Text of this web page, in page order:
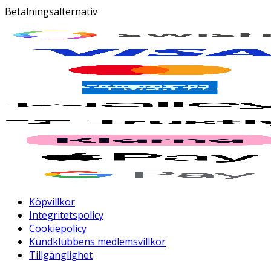
Betalningsalternativ
Köpvillkor
Integritetspolicy
Cookiepolicy
Kundklubbens medlemsvillkor
Tillgänglighet